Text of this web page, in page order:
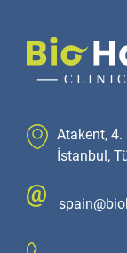
Atakent,
İstanbul,